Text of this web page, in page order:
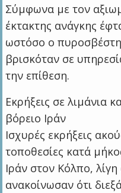
Σύμφωνα με τον
έκτακτης ανάγκης
ωστόσο ο
βρισκόταν σε
την επίθεση.
Εκρήξεις σε λιμάνια
βόρειο Ιράν
Ισχυρές εκρήξεις
τοποθεσίες κατά
Ιράν στον Κόλπο,
ανακοίνωσαν ότι